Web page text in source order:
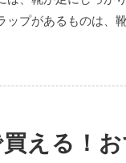
ップがあるものは、
える！